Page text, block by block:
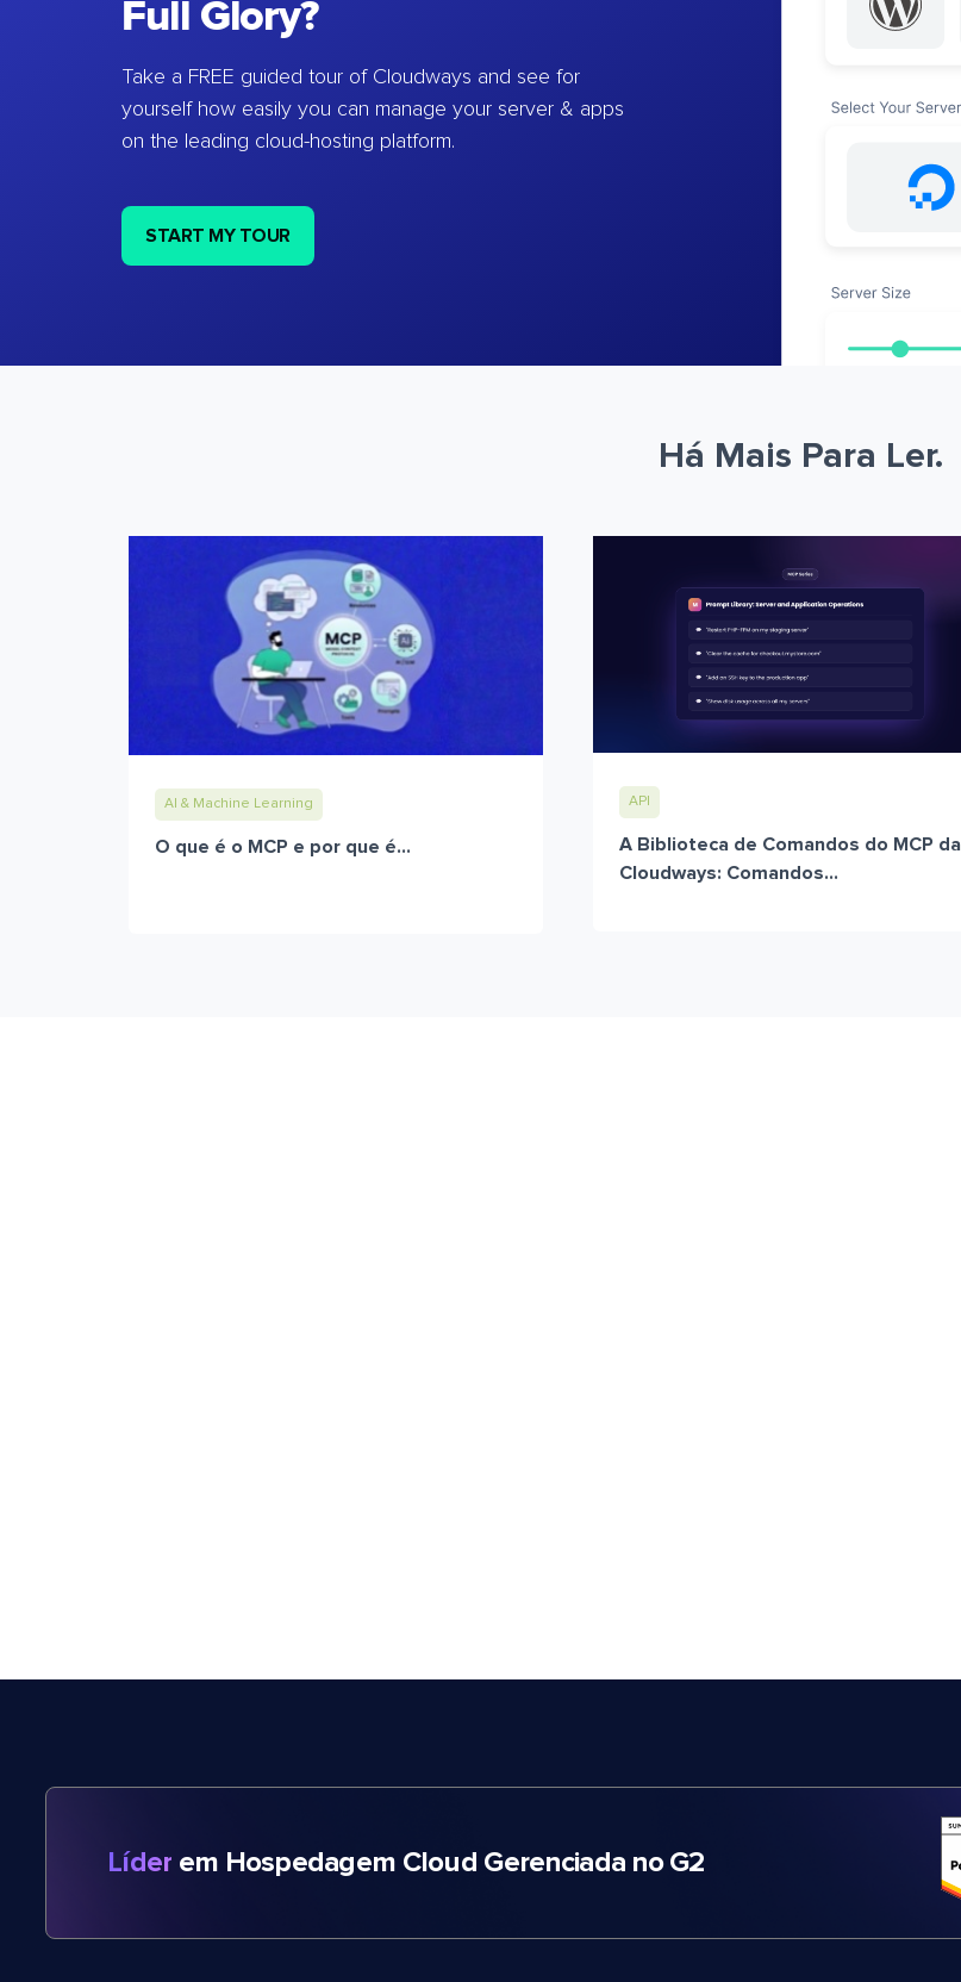
Full Glory?
Take a FREE guided tour of Cloudways and see for
yourself how easily you can manage your server & apps
on the leading cloud-hosting platform.
START MY TOUR
Há Mais Para Ler.
AI & Machine Learning
O que é o MCP e por que é...
API
A Biblioteca de Comandos do MCP da
Cloudways: Comandos...
Líder em Hospedagem Cloud Gerenciada no G2